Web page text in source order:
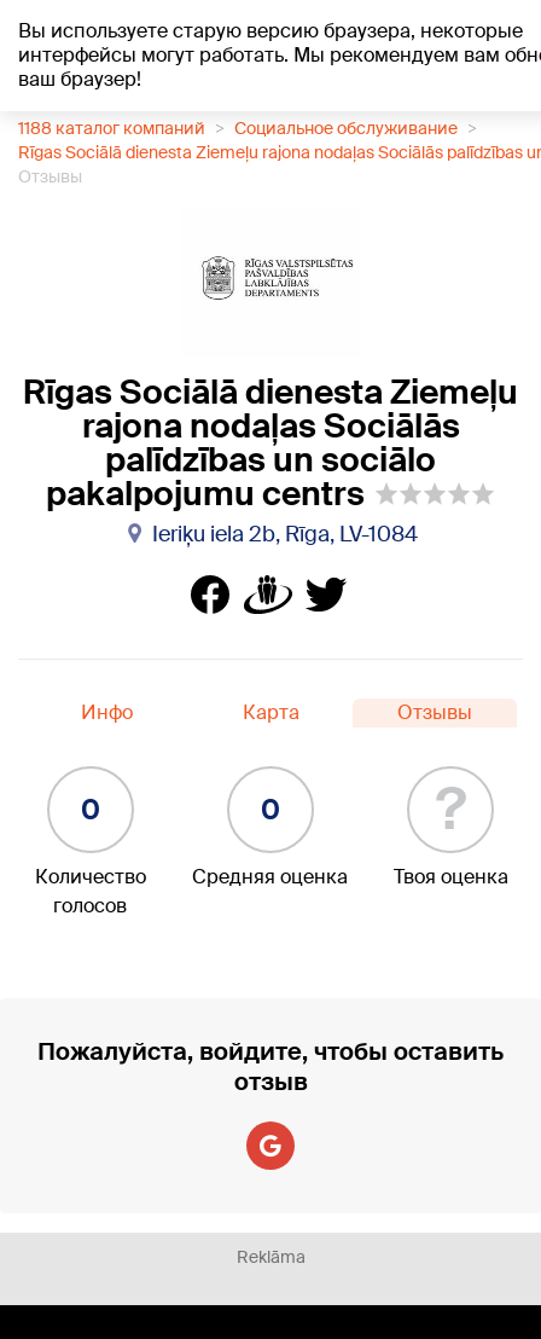
Вы используете старую версию браузера, некоторые
интерфейсы могут работать. Мы рекомендуем вам
ваш браузер!
+12°C
1188 каталог компаний
Социальное обслуживание
Rīgas Sociālā dienesta Ziemeļu rajona nodaļas Sociālās palīdzības
Отзывы
Rīgas Sociālā dienesta Ziemeļu
rajona nodaļas Sociālās
palīdzības un sociālo
pakalpojumu centrs
Ieriķu iela 2b, Rīga, LV-1084
Инфо Карта Отзывы
0
Количество
голосов
0
Средняя оценка
?
Твоя оценка
Пожалуйста, войдите, чтобы оставить
отзыв
Reklāma